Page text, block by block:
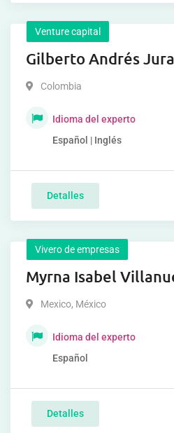
Venture capital
Gilberto Andrés
Colombia
Idioma del experto
Español | Inglés
Detalles
Vivero de empresas
Myrna Isabel
Mexico, México
Idioma del experto
Español
Detalles